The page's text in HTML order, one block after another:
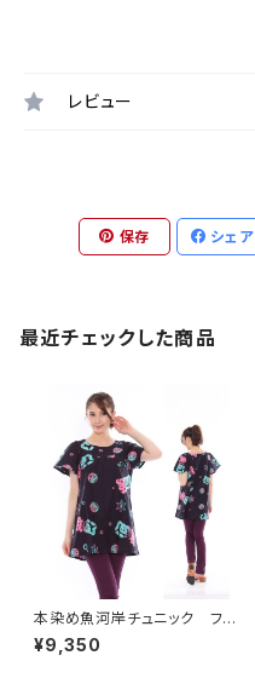
レビュー
保存 シェア
最近チェックした商品
本染め魚河岸チュニック フリ
ーサイズ 浴衣生地 涼麻柄
黒×ピンク・水色グラデーショ
¥9,350